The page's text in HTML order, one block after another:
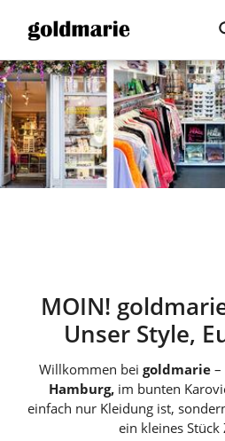
Direkt
zum
Inhalt
MOIN!
Unser Style,
Willkommen bei goldmarie –
Hamburg, im bunten
einfach nur Kleidung ist,
ein kleines Stück